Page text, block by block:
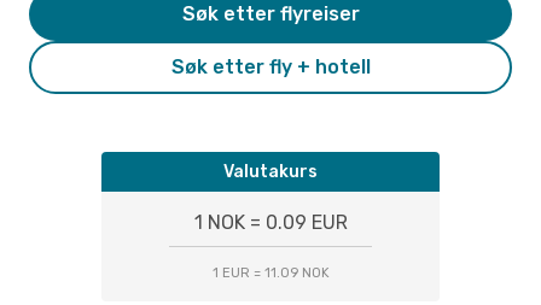
Søk etter fly + hotell
Søk etter flyreiser
Valutakurs
1 NOK = 0.09 EUR
1 EUR = 11.09 NOK